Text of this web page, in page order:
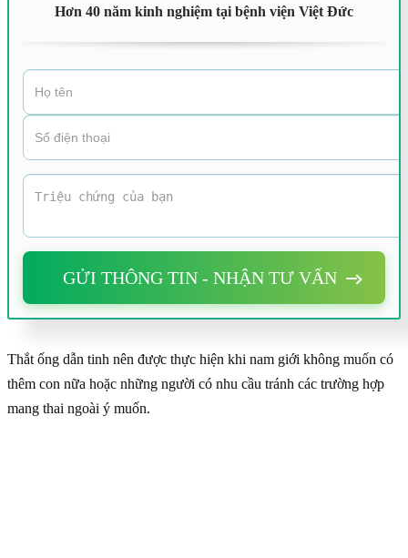
Hơn 40 năm kinh nghiệm tại bệnh viện Việt Đức
GỬI THÔNG TIN - NHẬN TƯ VẤN
Thắt ống dẫn tinh nên được thực hiện khi nam giới không muốn có
thêm con nữa hoặc những người có nhu cầu tránh các trường hợp
mang thai ngoài ý muốn.